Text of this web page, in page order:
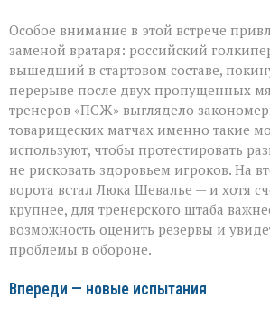
Особое внимание в этой встрече
заменой вратаря: российский
вышедший в стартовом составе,
перерыве после двух пропущенных
тренеров «ПСЖ» выглядело
товарищеских матчах именно такие
используют, чтобы протестировать
не рисковать здоровьем игроков. На
ворота встал Люка Шевалье — и хотя
крупнее, для тренерского штаба
возможность оценить резервы и
проблемы в обороне.
Впереди — новые испытания